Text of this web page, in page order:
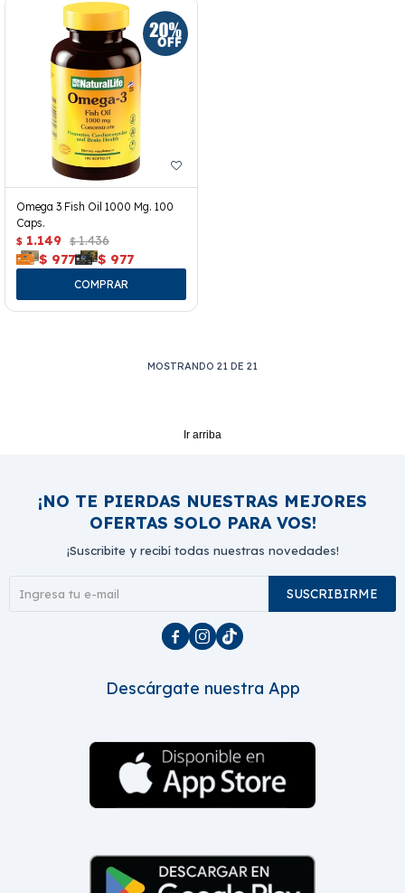
Omega 3 Fish Oil 1000 Mg. 100
Caps.
$ 1.149 $ 1.436
$ 977 $ 977
MOSTRANDO 21 DE 21
Ir arriba
¡NO TE PIERDAS NUESTRAS MEJORES
OFERTAS SOLO PARA VOS!
¡Suscribite y recibí todas nuestras novedades!
SUSCRIBIRME
  
Descárgate nuestra App